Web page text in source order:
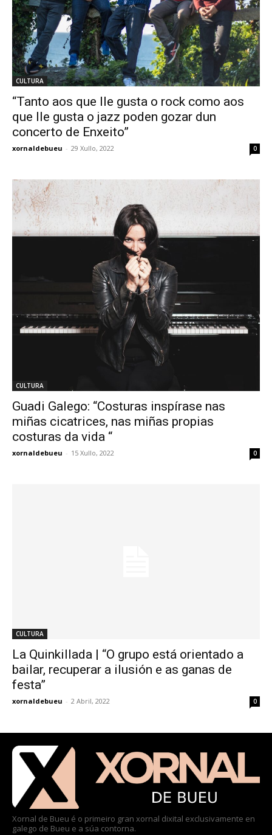
CULTURA
“Tanto aos que lle gusta o rock como aos
que lle gusta o jazz poden gozar dun
concerto de Enxeito”
xornaldebueu - 29 Xullo, 2022 0
CULTURA
Guadi Galego: “Costuras inspírase nas
miñas cicatrices, nas miñas propias
costuras da vida “
xornaldebueu - 15 Xullo, 2022 0
CULTURA
La Quinkillada | “O grupo está orientado a
bailar, recuperar a ilusión e as ganas de
festa”
xornaldebueu - 2 Abril, 2022 0
Xornal de Bueu é o primeiro gran xornal dixital exclusivamente en
galego de Bueu e a súa contorna.